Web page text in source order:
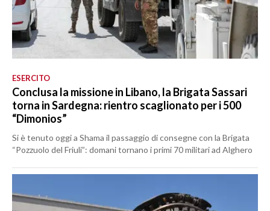
ESERCITO
Conclusa la missione in Libano, la Brigata Sassari
torna in Sardegna: rientro scaglionato per i 500
“Dimonios”
Si è tenuto oggi a Shama il passaggio di consegne con la Brigata
“Pozzuolo del Friuli”: domani tornano i primi 70 militari ad Alghero